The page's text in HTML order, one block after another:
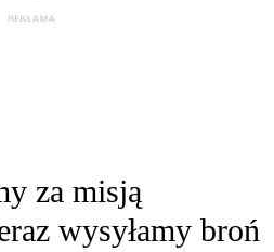
za misją
wysyłamy broń